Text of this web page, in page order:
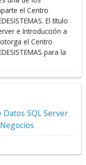
el Centro
El título
e Introducción a
el Centro
para la
Datos SQL Server